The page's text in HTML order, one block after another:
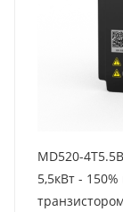
MD520-
5,5кВт -